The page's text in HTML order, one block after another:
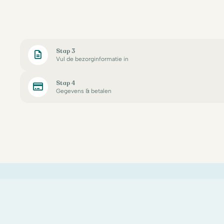
Stap 3
Vul de bezorginformatie in
Stap 4
Gegevens & betalen